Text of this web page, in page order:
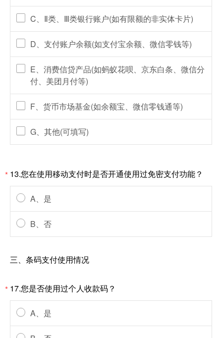
C、Ⅱ类、Ⅲ类银行账户(如有限额的非实体卡片)
D、支付账户余额(如支付宝余额、微信零钱等)
E、消费信贷产品(如蚂蚁花呗、京东白条、微信分
付、美团月付等)
F、货币市场基金(如余额宝、微信零钱通等)
G、其他(可填写)
* 13.您在使用移动支付时是否开通使用过免密支付功能？
A、是
B、否
三、条码支付使用情况
* 17.您是否使用过个人收款码？
A、是